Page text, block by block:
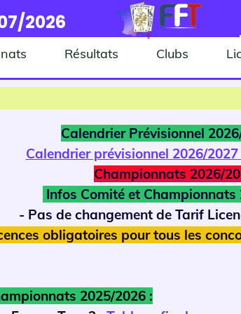
Résultats Clubs
2026
Calendrier Prévisionnel
Calendrier prévisionnel 2026/
Championnats 2026/
Infos Comité et Championnats
- Pas de changement de Tarif
obligatoires pour tous les
2025/2026 :